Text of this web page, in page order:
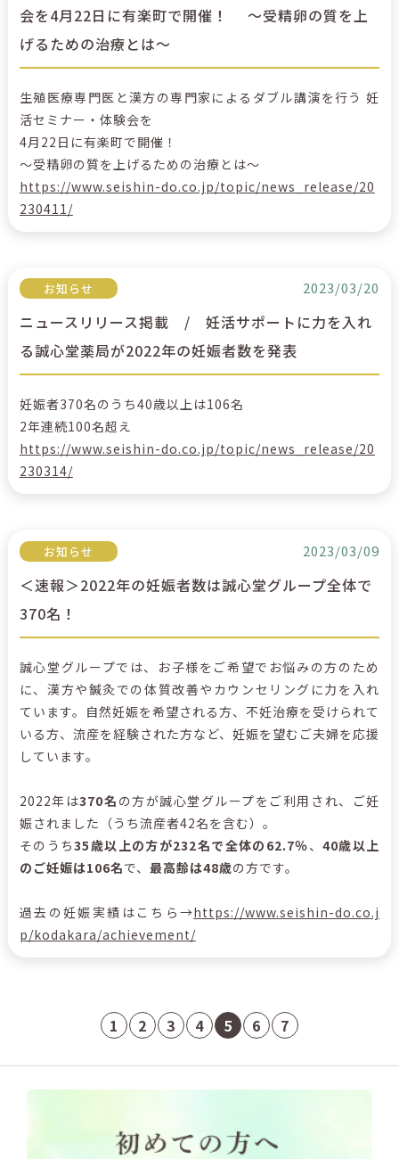
会を4月22日に有楽町で開催！ ～受精卵の質を上
げるための治療とは～
生殖医療専門医と漢方の専門家によるダブル講演を行う 妊
活セミナー・体験会を
4月22日に有楽町で開催！
～受精卵の質を上げるための治療とは～
https://www.seishin-do.co.jp/topic/news_release/20
230411/
お知らせ 2023/03/20
ニュースリリース掲載 / 妊活サポートに力を入れ
る誠心堂薬局が2022年の妊娠者数を発表
妊娠者370名のうち40歳以上は106名
2年連続100名超え
https://www.seishin-do.co.jp/topic/news_release/20
230314/
お知らせ 2023/03/09
＜速報＞2022年の妊娠者数は誠心堂グループ全体で
370名！
誠心堂グループでは、お子様をご希望でお悩みの方のため
に、漢方や鍼灸での体質改善やカウンセリングに力を入れ
ています。自然妊娠を希望される方、不妊治療を受けられて
いる方、流産を経験された方など、妊娠を望むご夫婦を応援
しています。
2022年は370名 の方が誠心堂グループをご利用され、ご妊
娠されました（うち流産者42名を含む）。
そのうち35歳以上の方が232名で全体の62.7％、 40歳以上
のご妊娠は106名で、 最高齢は48歳の方です。
過去の妊娠実績はこちら→https://www.seishin-do.co.j
p/kodakara/achievement/
1 2 3 4 5 6 7